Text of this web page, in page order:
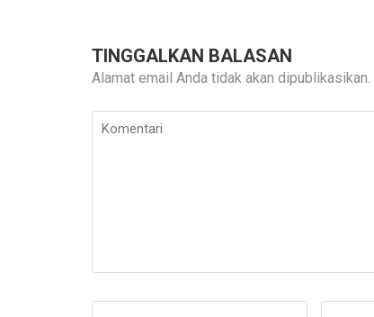
TINGGALKAN BALASAN
Alamat email Anda tidak akan dipublikasikan.
Komentari